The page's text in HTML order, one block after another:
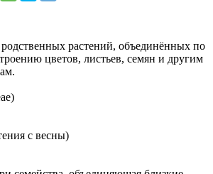
растений, объединённых по
цветов, листьев, семян и другим
с весны)